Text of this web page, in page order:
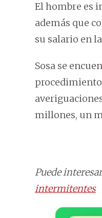
El hombre es
además que
su salario en
Sosa se
millones, un
Puede
intermitentes